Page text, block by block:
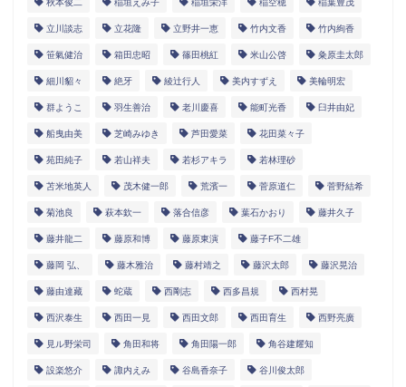
立川談志 立花隆 立野井一恵 竹内文香 竹内絢香
笹氣健治 箱田忠昭 篠田桃紅 米山公啓 粂原圭太郎
細川貂々 絶牙 綾辻行人 美内すずえ 美輪明宏
群ようこ 羽生善治 老川慶喜 能町光香 臼井由妃
船曳由美 芝崎みゆき 芦田愛菜 花田菜々子
苑田純子 若山祥夫 若杉アキラ 若林理砂
苫米地英人 茂木健一郎 荒濱一 菅原道仁 菅野結希
菊池良 萩本欽一 落合信彦 葉石かおり 藤井久子
藤井龍二 藤原和博 藤原東演 藤子F不二雄
藤岡 弘、 藤木雅治 藤村靖之 藤沢太郎 藤沢晃治
藤由達藏 蛇蔵 西剛志 西多昌規 西村晃
西沢泰生 西田一見 西田文郎 西田育生 西野亮廣
見ル野栄司 角田和将 角田陽一郎 角谷建耀知
設楽悠介 諏内えみ 谷島香奈子 谷川俊太郎